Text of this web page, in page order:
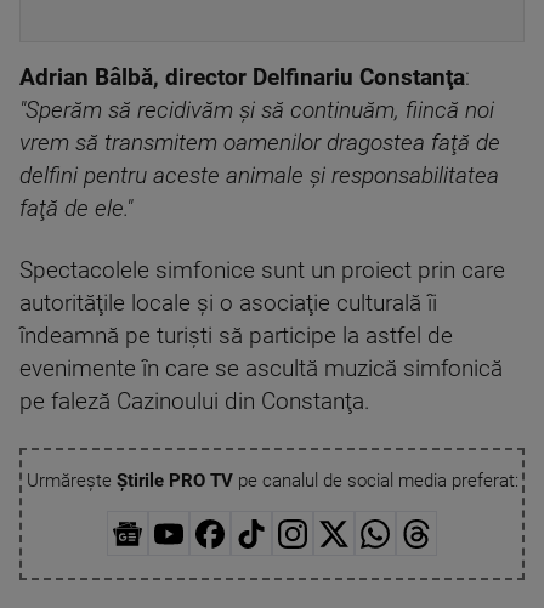
Adrian Bâlbă, director Delfinariu Constanţa:
"Sperăm să recidivăm şi să continuăm, fiincă noi
vrem să transmitem oamenilor dragostea faţă de
delfini pentru aceste animale şi responsabilitatea
faţă de ele."
Spectacolele simfonice sunt un proiect prin care
autorităţile locale şi o asociaţie culturală îi
îndeamnă pe turişti să participe la astfel de
evenimente în care se ascultă muzică simfonică
pe faleză Cazinoului din Constanţa.
Urmărește Știrile PRO TVpe canalul de social media preferat: